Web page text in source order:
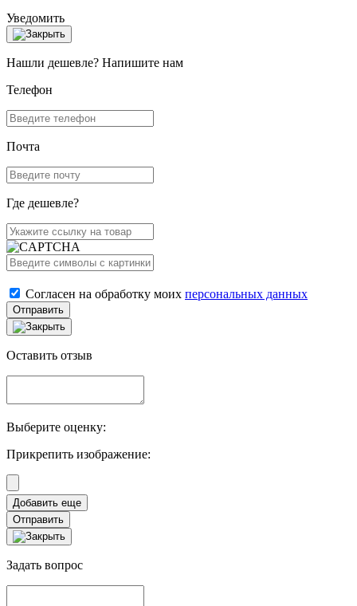
Уведомить
Нашли дешевле? Напишите нам
Телефон
Почта
Где дешевле?
Согласен на обработку моих персональных данных
Отправить
Оставить отзыв
Выберите оценку:
Прикрепить изображение:
Отправить
Задать вопрос